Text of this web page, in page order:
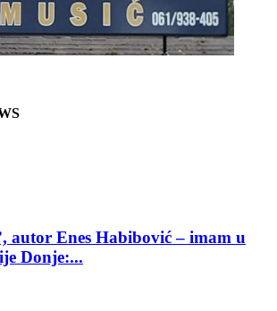
autor Enes Habibović – imam u
Donje:...